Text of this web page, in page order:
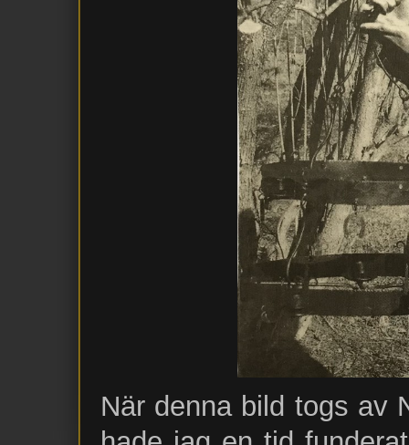
När denna bild togs av